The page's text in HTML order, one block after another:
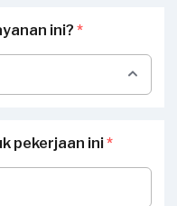
ini? *
pekerjaan ini*